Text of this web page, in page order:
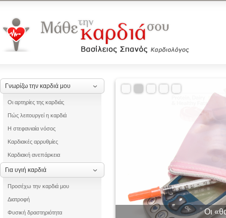
Γνωρίζω την καρδιά μου
Οι αρτηρίες της καρδιάς
Πώς λειτουργεί η καρδιά
Η στεφανιαία νόσος
Καρδιακές αρρυθμίες
Καρδιακή ανεπάρκεια
Για υγιή καρδιά
Προσέχω την καρδιά μου
Διατροφή
Φυσική δραστηριότητα Οι